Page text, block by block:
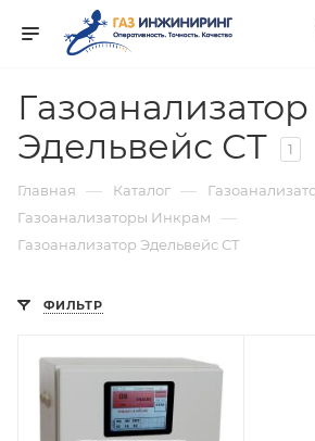
Газоанализатор
Эдельвейс СТ
1
Главная — Каталог —
Газоанализаторы Инкрам —
Газоанализатор Эдельвейс СТ
ФИЛЬТР